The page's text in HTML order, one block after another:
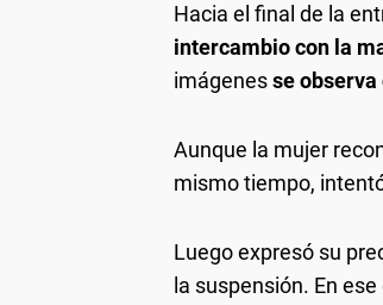
Hacia el final de la
intercambio con la
imágenesse
Aunque la mujer
mismo tiempo,
Luego expresó su
la suspensión. En